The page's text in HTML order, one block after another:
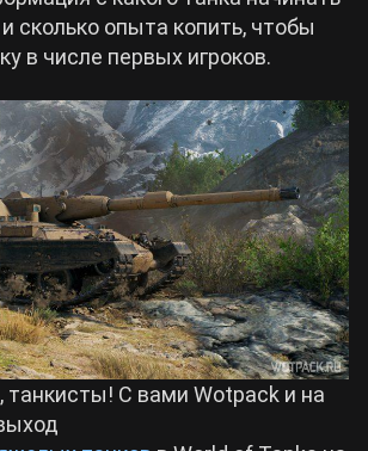
Zero
Deliverance 2
2
Endfield
Waves
2077
Exile 2
сколько опыта копить, чтобы
в числе первых игроков.
танкисты! С вами Wotpack и на